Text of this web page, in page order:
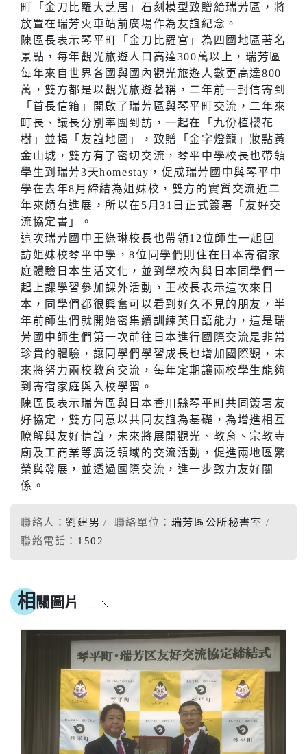
町「金刀比羅大芝居」石刻模型致贈給瑞芳區，將
放置在瑞芳火車站前廣場作為友誼紀念。
陳區長表示琴平町「金刀比羅宮」為四國地區著名
景點，每年觀光旅遊人口高達300萬以上，瑞芳區
每年來自世界各國與國內觀光旅遊人數更高達800
萬，雙方都是以觀光旅遊著稱，二年前一封信寄到
「首長信箱」開啟了瑞芳區與琴平町交流，二年來
町長、議長分別率團到訪，一起在「九份植櫻花
樹」並揭「友誼地圖」，致贈「金字燈籠」妝點黃
金山城，雙方有了密切交流，琴平中學校長也帶領
學生到瑞芳3天homestay，促成瑞芳國中與琴平中
學在去年8月締結為姐妹校，雙方的實質交流近二
年來頗有進展，所以在5月31日正式簽署「友好交
流協定書」。
這次瑞芳國中王綠琳校長也帶領12位師生一起回
訪姐妹校琴平中學，8位同學們則住在日本寄宿家
庭體驗日本生活文化，並到學校內與日本同學們一
起上課學習參加課外活動，王校長表示這次來日
本，同學們都很興奮可以看到好久不見的朋友，半
年前師生們就開始密集續訓練英日語能力，這是瑞
芳國中師生們第一次前往日本進行國際交流是非常
珍貴的體驗，讓同學們學習成長也增加國際觀，未
來將努力兩校教育交流，每年定期讓兩校學生能夠
到寄宿家庭與入校學習。
陳區長表示瑞芳區與日本香川縣琴平町共同簽署友
好協定，雙方同意以共同友誼為基礎，為增進相互
瞭解與友好情誼，未來將展開觀光、教育、宗教寺
廟及工商業等廣泛領域的交流活動，促進兩地區繁
榮與發展，並透過國際交流，進一步致力友好關
係。
聯絡人：劉建男 聯絡單位： 瑞芳區公所秘書室
聯絡電話： 1502
相 關圖片